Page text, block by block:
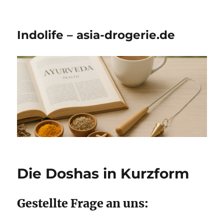
Indolife – asia-drogerie.de
Die Doshas in Kurzform
Gestellte Frage an uns: